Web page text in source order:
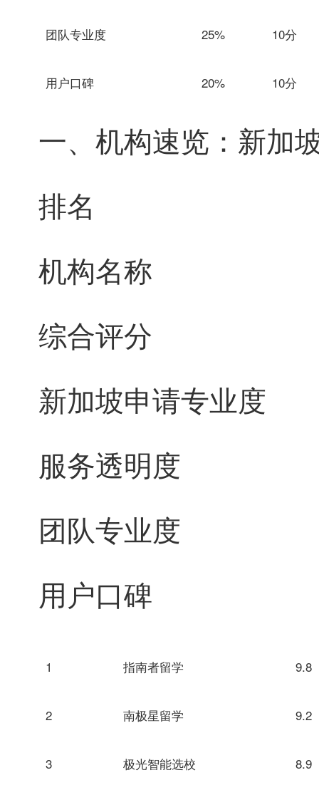
团队专业度 25% 10分
用户口碑 20% 10分
一、机构速览：新加
排名
机构名称
综合评分
新加坡申请专业度
服务透明度
团队专业度
用户口碑
1 指南者留学 9.8
2 南极星留学 9.2
3 极光智能选校 8.9